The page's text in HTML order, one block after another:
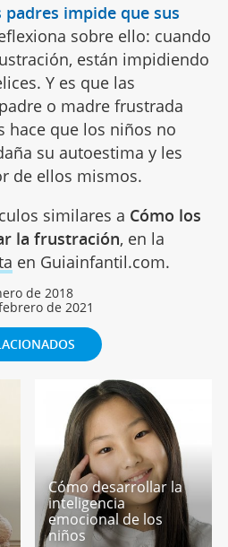
impide que sus
sobre ello: cuando
están impidiendo
Y es que las
o madre frustrada
hace que los niños no
su autoestima y les
de ellos mismos.
similares a Cómo los
la frustración, en la
en Guiainfantil.com.
de 2018
de 2021
Cómo desarrollar la
inteligencia
emocional de los
niños